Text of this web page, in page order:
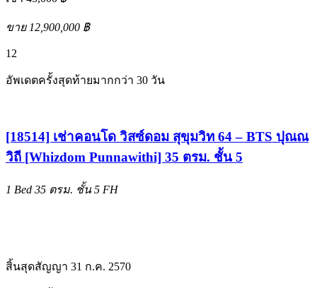
ขาย 12,900,000 ฿
12
อัพเดตครั้งสุดท้ายมากกว่า 30 วัน
[18514] เช่าคอนโด วิสซ์ดอม สุขุมวิท 64 – BTS ปุณณ
วิถี [Whizdom Punnawithi] 35 ตรม. ชั้น 5
1 Bed 35 ตรม. ชั้น 5 FH
สิ้นสุดสัญญา 31 ก.ค. 2570